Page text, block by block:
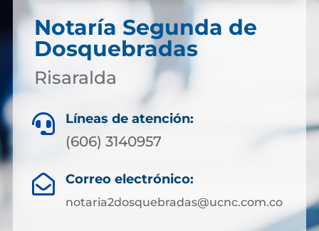
Notaría Segunda de
Dosquebradas
Risaralda
 Líneas de atención:
(606) 3140957
 Correo electrónico:
notaria2dosquebradas@ucnc.com.co